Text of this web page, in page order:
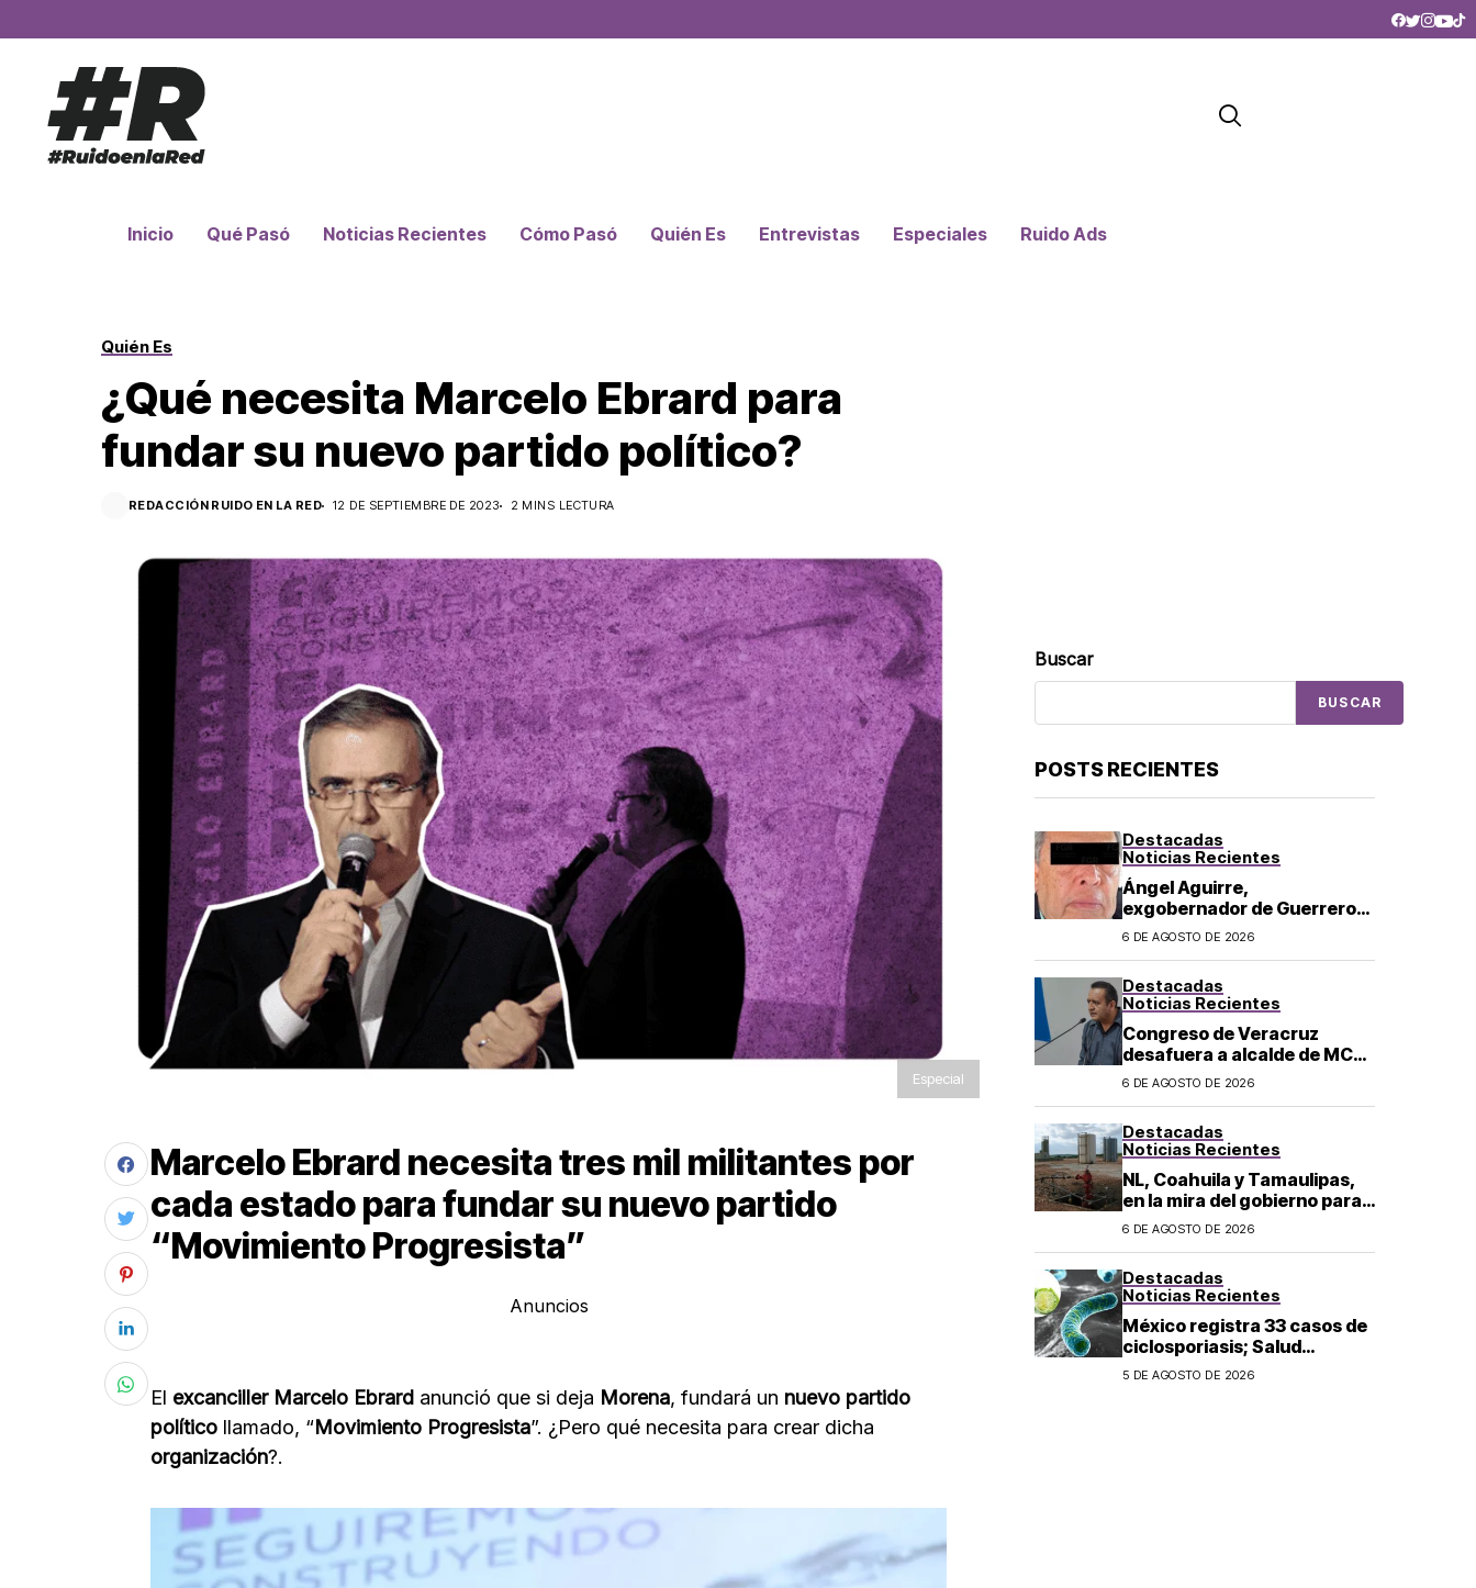
Inicio Qué Pasó Noticias Recientes Cómo Pasó Quién Es Entrevistas Especiales Ruido Ads
Quién Es
¿Qué necesita Marcelo Ebrard para
fundar su nuevo partido político?
REDACCIÓN RUIDO EN LA RED 12 DE SEPTIEMBRE DE 2023 2 MINS LECTURA
Especial
Marcelo Ebrard necesita tres mil militantes por
cada estado para fundar su nuevo partido
“Movimiento Progresista”
Anuncios
El excanciller Marcelo Ebrard anunció que si deja Morena, fundará un nuevo partido
político llamado, “Movimiento Progresista”. ¿Pero qué necesita para crear dicha
organización?.
Buscar
BUSCAR
POSTS RECIENTES
Destacadas
Noticias Recientes
Ángel Aguirre,
exgobernador de Guerrero,
es detenido por caso
los 43 normalistas
6 DE AGOSTO DE 2026
Destacadas
Noticias Recientes
Congreso de Veracruz
desafuera a alcalde de MC
investigado por el asesinato
6 DE AGOSTO DE 2026
Destacadas
Noticias Recientes
NL, Coahuila y Tamaulipas,
en la mira del gobierno para
fracking
6 DE AGOSTO DE 2026
Destacadas
Noticias Recientes
México registra 33 casos de
ciclosporiasis; Salud
mantiene vigilancia
5 DE AGOSTO DE 2026